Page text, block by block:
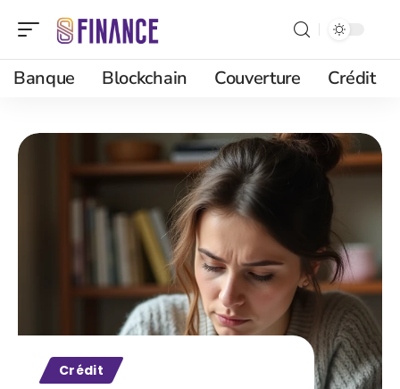
Banque Blockchain Couverture Crédit
Crédit